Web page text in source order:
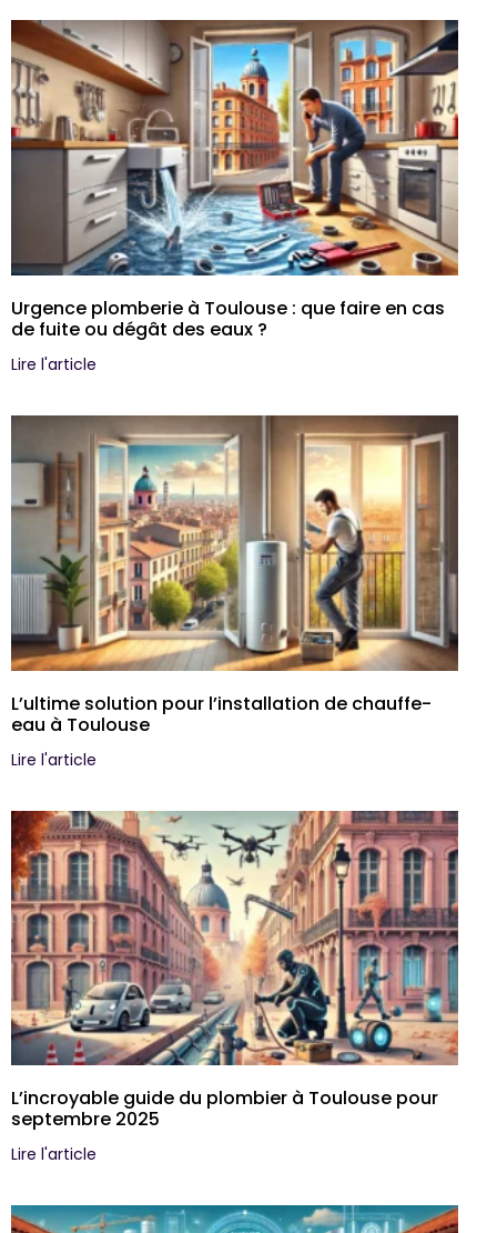
Urgence plomberie à Toulouse : que faire en cas
de fuite ou dégât des eaux ?
Lire l'article
L’ultime solution pour l’installation de chauffe-
eau à Toulouse
Lire l'article
L’incroyable guide du plombier à Toulouse pour
septembre 2025
Lire l'article